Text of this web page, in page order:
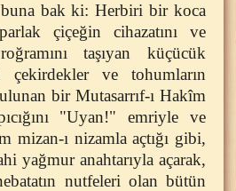
buna bak ki: Herbiri bir koca
çiçeğin cihazatını ve
taşıyan küçücük
çekirdekler ve tohumların
bir Mutasarrıf-ı Hakîm
"Uyan!" emriyle ve
mizan-ı nizamla açtığı gibi,
yağmur anahtarıyla açarak,
nutfeleri olan bütün